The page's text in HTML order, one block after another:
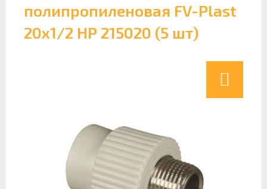
полипропиленовая FV-Plast
20х1/2 НР 215020 (5 шт)